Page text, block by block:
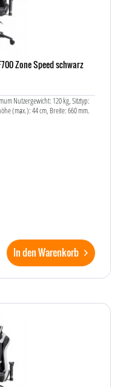
Zone Speed schwarz
Nutzergewicht: 120 kg, Sitztyp:
(max.): 44 cm, Breite: 660 mm.
In den Warenkorb